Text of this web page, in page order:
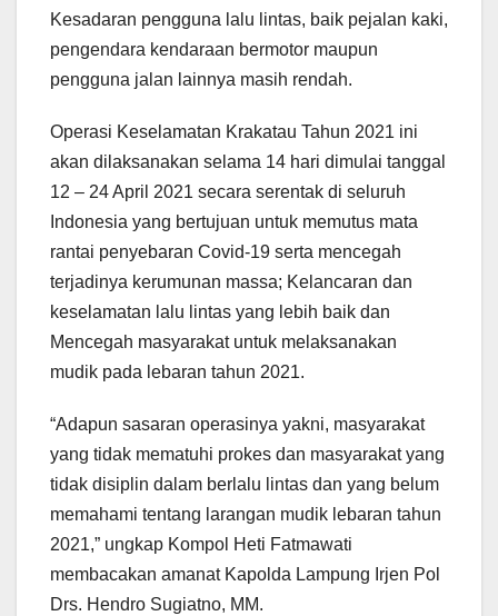
Kesadaran pengguna lalu lintas, baik pejalan kaki,
pengendara kendaraan bermotor maupun
pengguna jalan lainnya masih rendah.
Operasi Keselamatan Krakatau Tahun 2021 ini
akan dilaksanakan selama 14 hari dimulai tanggal
12 – 24 April 2021 secara serentak di seluruh
Indonesia yang bertujuan untuk memutus mata
rantai penyebaran Covid-19 serta mencegah
terjadinya kerumunan massa; Kelancaran dan
keselamatan lalu lintas yang lebih baik dan
Mencegah masyarakat untuk melaksanakan
mudik pada lebaran tahun 2021.
“Adapun sasaran operasinya yakni, masyarakat
yang tidak mematuhi prokes dan masyarakat yang
tidak disiplin dalam berlalu lintas dan yang belum
memahami tentang larangan mudik lebaran tahun
2021,” ungkap Kompol Heti Fatmawati
membacakan amanat Kapolda Lampung Irjen Pol
Drs. Hendro Sugiatno, MM.